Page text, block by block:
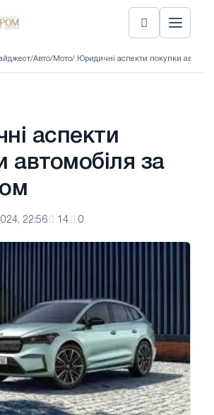
/Авто/Мото/ Юридичні аспекти покупки
аспекти
автомобіля за
22:56 14 0